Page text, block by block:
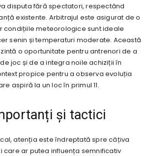
disputa fără spectatori, respectând
existente. Arbitrajul este asigurat de o
condițiile meteorologice sunt ideale
senin și temperaturi moderate. Această
o oportunitate pentru antrenori de a
joc și de a integra noile achiziții în
propice pentru a observa evoluția
aspiră la un loc în primul 11.
și tactici
atenția este îndreptată spre câțiva
care ar putea influența semnificativ